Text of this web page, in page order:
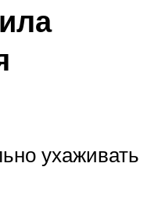
ухаживать